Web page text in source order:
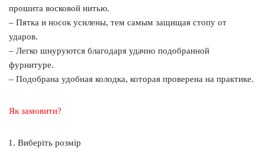
прошита восковой нитью.
– Пятка и носок усилены, тем самым защищая стопу от
ударов.
– Легко шнуруются благодаря удачно подобранной
фурнитуре.
– Подобрана удобная колодка, которая проверена на практике.
Як замовити?
Виберіть розмір